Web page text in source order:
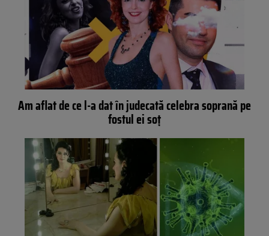
Am aflat de ce l-a dat în judecată celebra soprană pe
fostul ei soț